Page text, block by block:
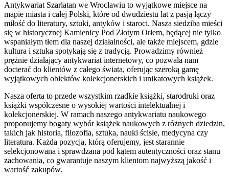
Antykwariat Szarlatan we Wrocławiu to wyjątkowe miejsce na
mapie miasta i całej Polski, które od dwudziestu lat z pasją łączy
miłość do literatury, sztuki, antyków i staroci. Nasza siedziba mieści
się w historycznej Kamienicy Pod Złotym Orłem, będącej nie tylko
wspaniałym tłem dla naszej działalności, ale także miejscem, gdzie
kultura i sztuka spotykają się z tradycją. Prowadzimy również
prężnie działający antykwariat internetowy, co pozwala nam
docierać do klientów z całego świata, oferując szeroką gamę
wyjątkowych obiektów kolekcjonerskich i unikatowych książek.
Nasza oferta to przede wszystkim rzadkie książki, starodruki oraz
książki współczesne o wysokiej wartości intelektualnej i
kolekcjonerskiej. W ramach naszego antykwariatu naukowego
proponujemy bogaty wybór książek naukowych z różnych dziedzin,
takich jak historia, filozofia, sztuka, nauki ścisłe, medycyna czy
literatura. Każda pozycja, którą oferujemy, jest starannie
selekcjonowana i sprawdzana pod kątem autentyczności oraz stanu
zachowania, co gwarantuje naszym klientom najwyższą jakość i
wartość zakupów.